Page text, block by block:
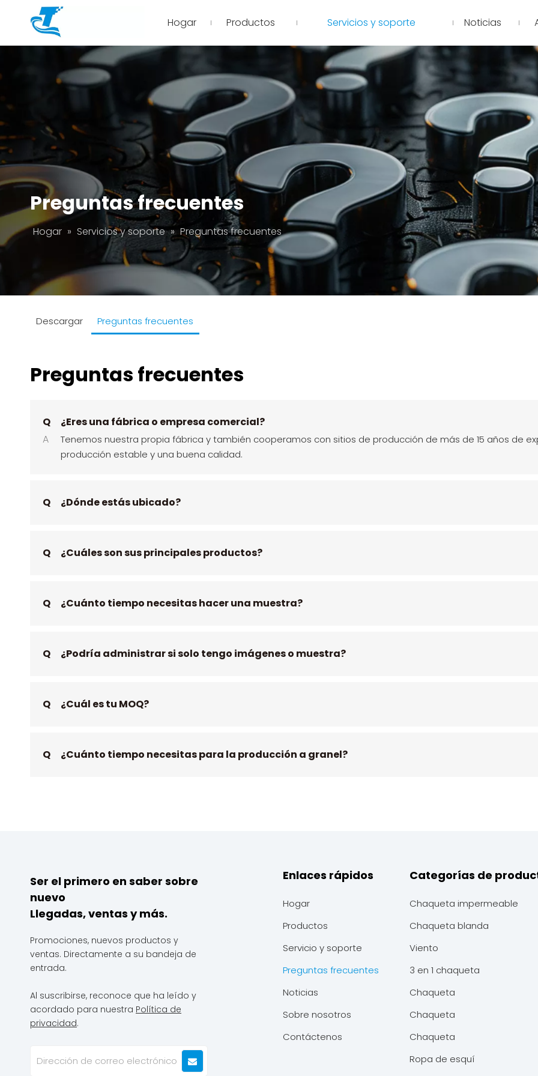
Hogar Productos Servicios y soporte Noticias
Preguntas frecuentes
Hogar » Servicios y soporte » Preguntas frecuentes
Descargar Preguntas frecuentes
Preguntas frecuentes
Q
¿Eres una fábrica o empresa comercial?
A
Tenemos nuestra propia fábrica y también cooperamos con sitios de producción de más de 15 años de
producción estable y una buena calidad.
Q ¿Dónde estás ubicado?
Q ¿Cuáles son sus principales productos?
Q ¿Cuánto tiempo necesitas hacer una muestra?
Q ¿Podría administrar si solo tengo imágenes o muestra?
Q ¿Cuál es tu MOQ?
Q ¿Cuánto tiempo necesitas para la producción a granel?
Ser el primero en saber sobre
nuevo
Llegadas, ventas y más.
Promociones, nuevos productos y
ventas. Directamente a su bandeja de
entrada.
Al suscribirse, reconoce que ha leído y
acordado para nuestra Política de
privacidad.
Enlaces rápidos
Hogar
Productos
Servicio y soporte
Preguntas frecuentes
Noticias
Sobre nosotros
Contáctenos
Categorías de
Chaqueta impermeable
Chaqueta blanda
Viento
3 en 1 chaqueta
Chaqueta
Chaqueta
Chaqueta
Ropa de esquí